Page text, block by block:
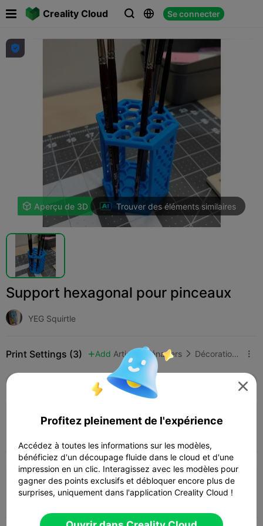
Creality Cloud   Se connecter


 Aperçu de 3D Trouver des éléments similaires
Support hexagonal pour pinceaux
YEG Squirtle
Print Settings (3)  Add Articles ménagers  Décorations et ornements pour la maison 
K2 Plus K2 Pro
0.2mm layer, 2 walls, 15% infill
0.2mm layer, 2 walls, 15% infill

Profitez pleinement de l'expérience
Accédez à toutes les informations sur les modèles,
bénéficiez d'un découpage fluide dans le cloud et d'une
impression en un clic. Interagissez avec les modèles pour
gagner des points exclusifs et débloquer encore plus de
surprises, uniquement dans l'application Creality Cloud !